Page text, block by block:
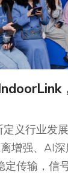
定义行业发
增强、AI
定传输，信